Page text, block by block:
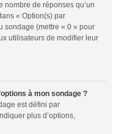
nombre de réponses qu’un
« Option(s) par
sondage (mettre « 0 » pour
utilisateurs de modifier leur
à mon sondage ?
est défini par
plus d’options,